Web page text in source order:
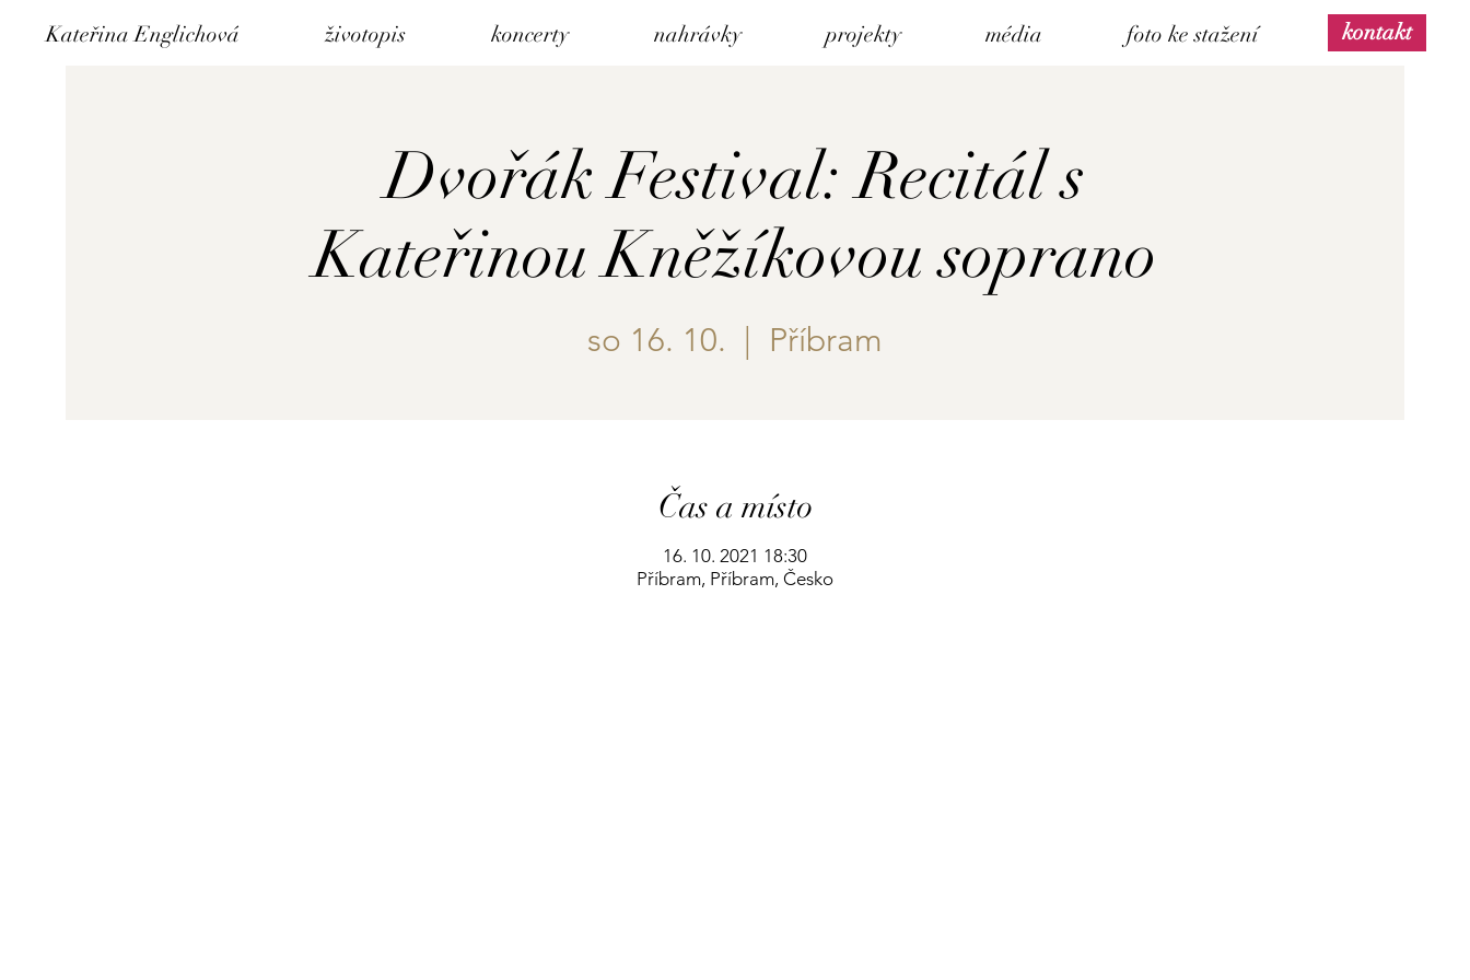
Kateřina Englichová životopis koncerty nahrávky projekty média foto ke stažení kontakt
Dvořák Festival: Recitál s
Kateřinou Kněžíkovou soprano
so 16. 10. Příbram
Čas a místo
16. 10. 2021 18:30
Příbram, Příbram, Česko